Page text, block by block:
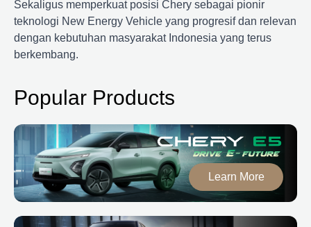
Sekaligus memperkuat posisi Chery sebagai pionir
teknologi New Energy Vehicle yang progresif dan relevan
dengan kebutuhan masyarakat Indonesia yang terus
berkembang.
Popular Products
Learn More